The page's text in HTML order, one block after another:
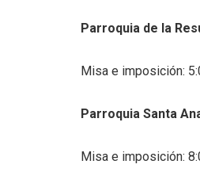
Parroquia de la
Misa e imposición:
Parroquia Santa
Misa e imposición: